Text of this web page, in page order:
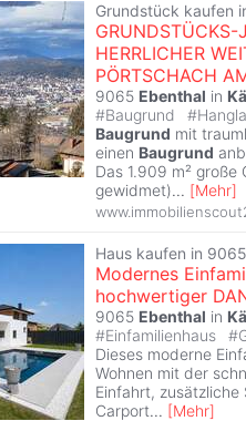
Grundstück kaufen
GRUNDSTÜCKS-
HERRLICHER
PÖRTSCHACH
9065 Ebenthal in
#Baugrund #
Baugrund mit
einen Baugrund
Das 1.909 m²
gewidmet)... [Mehr]
Haus kaufen in 9065
Modernes
hochwertiger
9065 Ebenthal in
#Einfamilienhaus #
Dieses moderne
Wohnen mit der
Einfahrt,
Carport... [Mehr]